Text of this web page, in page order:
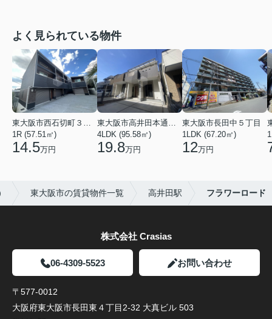
よく見られている物件
東大阪市西石切町３丁目
1R (57.51㎡)
14.5万円
東大阪市高井田本通２丁目
4LDK (95.58㎡)
19.8万円
東大阪市長田中５丁目
1LDK (67.20㎡)
12万円
東大阪市の賃貸物件一覧 高井田駅 フラワーロード
株式会社 Crasias
06-4309-5523 お問い合わせ
〒577-0012
大阪府東大阪市長田東４丁目2-32 大真ビル 503